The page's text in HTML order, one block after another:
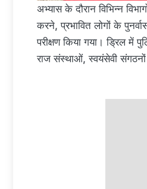
अभ्यास के दौरान विभिन्न
करने, प्रभावित लोगों के
परीक्षण किया गया। ड्रिल में
राज संस्थाओं, स्वयंसेवी संगठनों